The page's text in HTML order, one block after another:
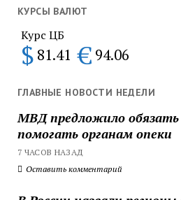
КУРСЫ ВАЛЮТ
Курс ЦБ
$ 81.41 € 94.06
ГЛАВНЫЕ НОВОСТИ НЕДЕЛИ
МВД предложило обязать
помогать органам опеки
7 ЧАСОВ НАЗАД
Оставить комментарий